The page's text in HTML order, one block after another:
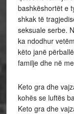
bashkëshortët e
shkak të
seksuale serbe.
ka ndodhur
këto janë
familje dhe në
Keto gra dhe
kohës se luftës
Keto gra dhe